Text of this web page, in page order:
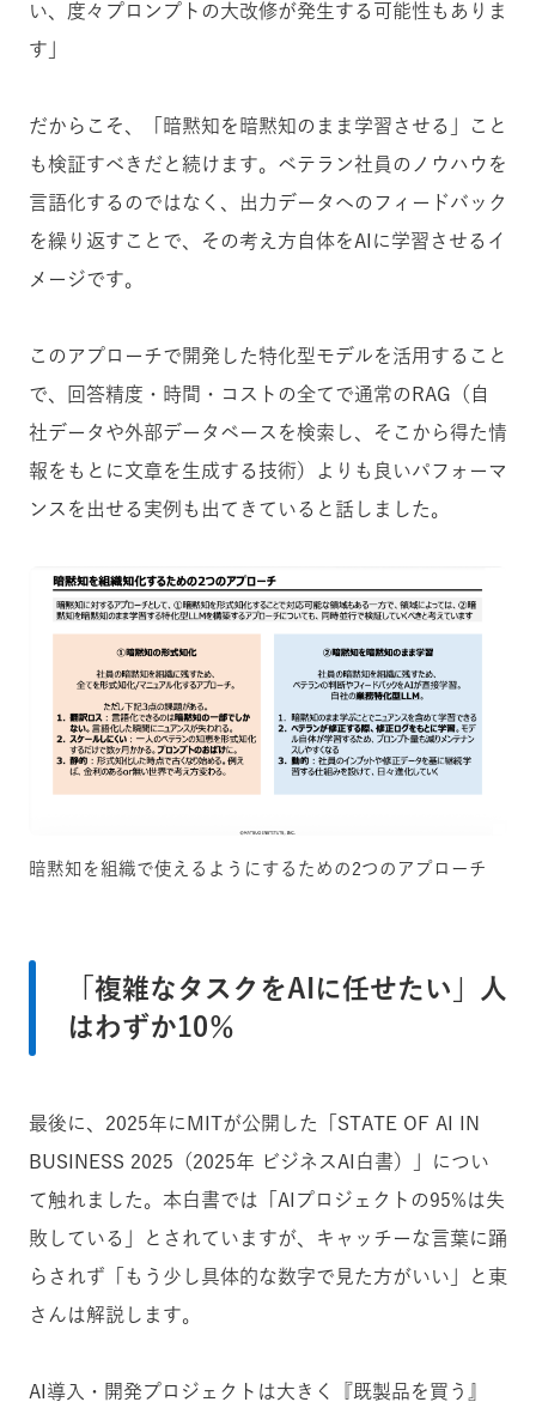
い、度々プロンプトの大改修が発生する可能性もありま
す」
だからこそ、「暗黙知を暗黙知のまま学習させる」こと
も検証すべきだと続けます。ベテラン社員のノウハウを
言語化するのではなく、出力データへのフィードバック
を繰り返すことで、その考え方自体をAIに学習させるイ
メージです。
このアプローチで開発した特化型モデルを活用すること
で、回答精度・時間・コストの全てで通常のRAG（自
社データや外部データベースを検索し、そこから得た情
報をもとに文章を生成する技術）よりも良いパフォーマ
ンスを出せる実例も出てきていると話しました。
暗黙知を組織で使えるようにするための2つのアプローチ
「複雑なタスクをAIに任せたい」人
はわずか10％
最後に、2025年にMITが公開した「STATE OF AI IN
BUSINESS 2025（2025年 ビジネスAI白書）」につい
て触れました。本白書では「AIプロジェクトの95%は失
敗している」とされていますが、キャッチーな言葉に踊
らされず「もう少し具体的な数字で見た方がいい」と東
さんは解説します。
AI導入・開発プロジェクトは大きく『既製品を買う』